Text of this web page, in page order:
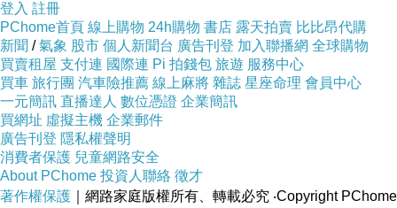
登入 註冊
PChome首頁 線上購物 24h購物 書店 露天拍賣 比比昂代購
新聞 /氣象 股市 個人新聞台 廣告刊登 加入聯播網 全球購物
買賣租屋 支付連 國際連 Pi 拍錢包 旅遊 服務中心
買車 旅行團 汽車險推薦 線上麻將 雜誌 星座命理 會員中心
一元簡訊 直播達人 數位憑證 企業簡訊
買網址 虛擬主機 企業郵件
廣告刊登 隱私權聲明
消費者保護 兒童網路安全
About PChome 投資人聯絡 徵才
著作權保護 ｜網路家庭版權所有、轉載必究 ‧Copyright PChome